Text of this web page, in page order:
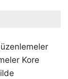
Kore